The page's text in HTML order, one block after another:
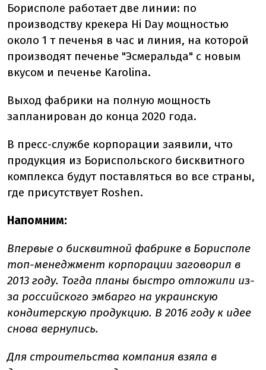
Борисполе работает две линии: по
производству крекера Hi Day мощностью
около 1 т печенья в час и линия, на которой
производят печенье "Эсмеральда" с новым
вкусом и печенье Karolina.
Выход фабрики на полную мощность
запланирован до конца 2020 года.
В пресс-службе корпорации заявили, что
продукция из Бориспольского бисквитного
комплекса будут поставляться во все страны,
где присутствует Roshen.
Напомним:
Впервые о бисквитной фабрике в Борисполе
топ-менеджмент корпорации заговорил в
2013 году. Тогда планы быстро отложили из-
за российского эмбарго на украинскую
кондитерскую продукцию. В 2016 году к идее
снова вернулись.
Для строительства компания взяла в